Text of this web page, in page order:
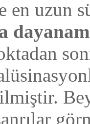
en uzun